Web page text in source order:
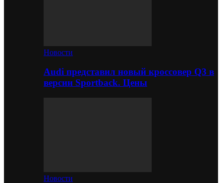
Новости
Audi представил новый кроссовер Q3 в
версии Sportback. Цены
Новости